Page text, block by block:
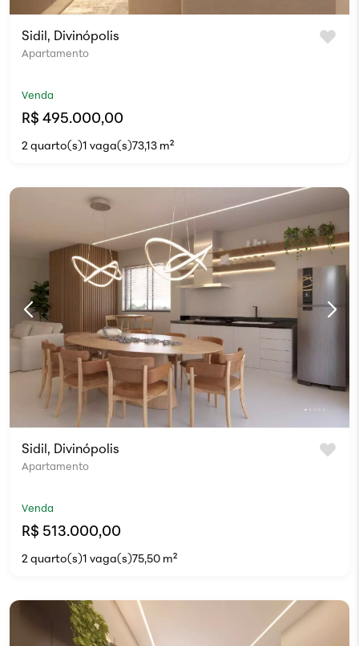
Sidil, Divinópolis
Apartamento
Venda
R$ 495.000,00
2 quarto(s)1 vaga(s)73,13 m²
Sidil, Divinópolis
Apartamento
Venda
R$ 513.000,00
2 quarto(s)1 vaga(s)75,50 m²